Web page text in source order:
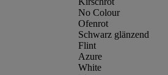
No Colour
Ofenrot
Schwarz glänzend
Flint
Azure
White